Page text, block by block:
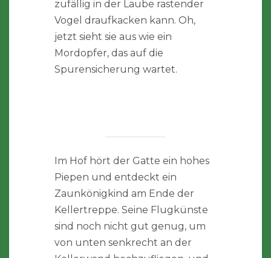
zufällig in der Laube rastender
Vogel draufkacken kann. Oh,
jetzt sieht sie aus wie ein
Mordopfer, das auf die
Spurensicherung wartet.
Im Hof hört der Gatte ein hohes
Piepen und entdeckt ein
Zaunkönigkind am Ende der
Kellertreppe. Seine Flugkünste
sind noch nicht gut genug, um
von unten senkrecht an der